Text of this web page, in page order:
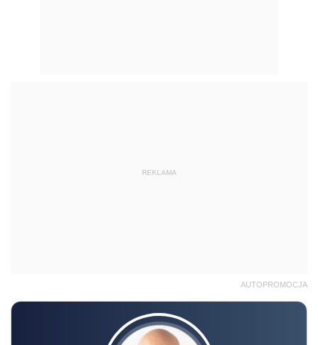
REKLAMA
AUTOPROMOCJA